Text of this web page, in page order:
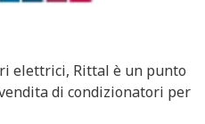
elettrici, Rittal è un punto
di condizionatori per